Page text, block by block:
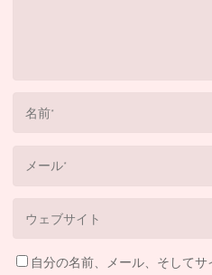
自分の名前、メール、そして